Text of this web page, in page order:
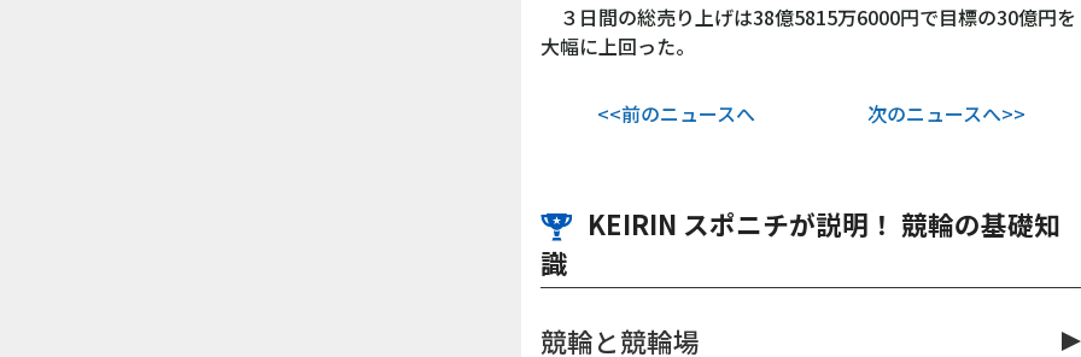
３日間の総売り上げは38億5815万6000円で目標の30億円を
大幅に上回った。
<<前のニュースへ 次のニュースへ>>
KEIRIN スポニチが説明！ 競輪の基礎知
識
競輪と競輪場